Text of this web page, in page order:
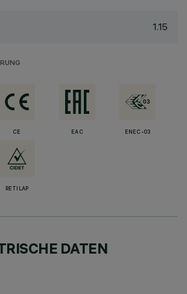
1.15
CE EAC ENEC-03
RETILAP
DATEN